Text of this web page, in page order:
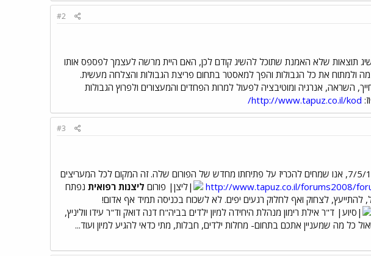
#2
תוצאות שלא האמנת שתוכל להשיג קודם לכן, האם היית מרשה לעצמך לפספס אותו
ולמתוח את כל הגבולות והפך למאסטר בתחום פריצת הגבולות והצלחה מעשית.
בחייך, השראה, אנרגיה ומוטיבציה לפעול למרות הפחדים והמעצורים ולפרוץ הגבולות
http://www.tapuz.co.il/kod/
#3
, ב-7/5/13, אנו שמחים להכריז על פתיחתו מחדש של הפורום שלה. זה המקום לכל המעריצים
http://www.tapuz.co.il/forums2008/ פורום ליצנות רפואית נפתח
לצחוק ואף לחלוק רגעים יפים. לא לשכוח בכניסה תמיד אף אדום!
ד"ר אילת רימון מנהלת היחידה למיון ילדים בביה"ח דנה דואק וד"ר עידו ווליניץ,
כל מה שמעניין אתכם בתחום- מחלות ילדים, חבלות, מתי כדאי להגיע למיון ועוד...